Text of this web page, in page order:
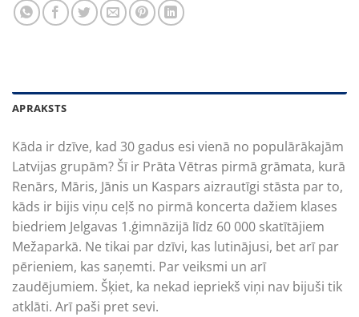
APRAKSTS
Kāda ir dzīve, kad 30 gadus esi vienā no populārākajām
Latvijas grupām? Šī ir Prāta Vētras pirmā grāmata, kurā
Renārs, Māris, Jānis un Kaspars aizrautīgi stāsta par to,
kāds ir bijis viņu ceļš no pirmā koncerta dažiem klases
biedriem Jelgavas 1.ģimnāzijā līdz 60 000 skatītājiem
Mežaparkā. Ne tikai par dzīvi, kas lutinājusi, bet arī par
pērieniem, kas saņemti. Par veiksmi un arī
zaudējumiem. Šķiet, ka nekad iepriekš viņi nav bijuši tik
atklāti. Arī paši pret sevi.